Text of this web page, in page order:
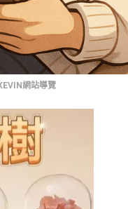
網站導覽